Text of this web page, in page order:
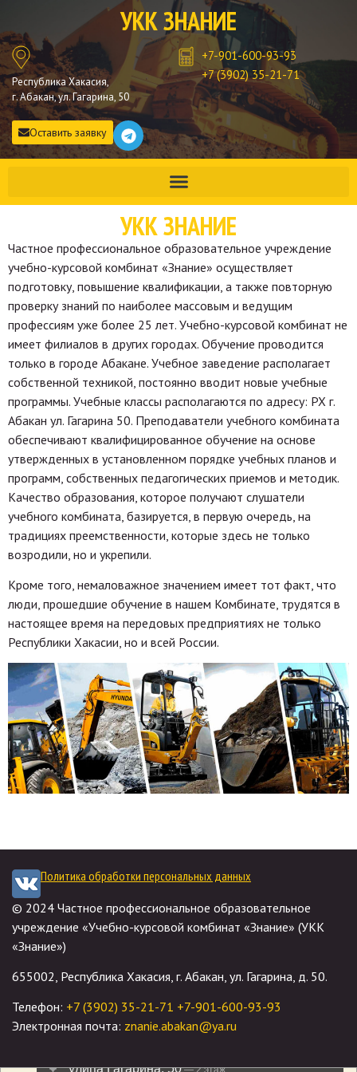
УКК ЗНАНИЕ
Республика Хакасия,
г. Абакан, ул. Гагарина, 50
+7-901-600-93-93
+7 (3902) 35-21-71
Оставить заявку
УКК ЗНАНИЕ
Частное профессиональное образовательное учреждение
учебно-курсовой комбинат «Знание» осуществляет
подготовку, повышение квалификации, а также повторную
проверку знаний по наиболее массовым и ведущим
профессиям уже более 25 лет. Учебно-курсовой комбинат не
имеет филиалов в других городах. Обучение проводится
только в городе Абакане. Учебное заведение располагает
собственной техникой, постоянно вводит новые учебные
программы. Учебные классы располагаются по адресу: РХ г.
Абакан ул. Гагарина 50. Преподаватели учебного комбината
обеспечивают квалифицированное обучение на основе
утвержденных в установленном порядке учебных планов и
программ, собственных педагогических приемов и методик.
Качество образования, которое получают слушатели
учебного комбината, базируется, в первую очередь, на
традициях преемственности, которые здесь не только
возродили, но и укрепили.
Кроме того, немаловажное значением имеет тот факт, что
люди, прошедшие обучение в нашем Комбинате, трудятся в
настоящее время на передовых предприятиях не только
Республики Хакасии, но и всей России.
Политика обработки персональных данных
© 2024 Частное профессиональное образовательное
учреждение «Учебно-курсовой комбинат «Знание» (УКК
«Знание»)
655002, Республика Хакасия, г. Абакан, ул. Гагарина, д. 50.
Телефон: +7 (3902) 35-21-71 +7-901-600-93-93
Электронная почта: znanie.abakan@ya.ru